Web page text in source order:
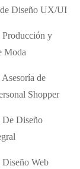
Diseño UX/UI
y
Moda
de
Shopper
Diseño
Web